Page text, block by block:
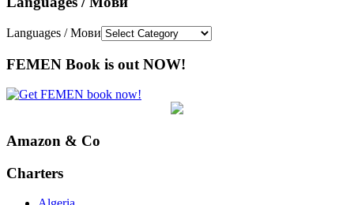
Languages / Мови
FEMEN Book is out NOW!
Amazon & Co
Charters